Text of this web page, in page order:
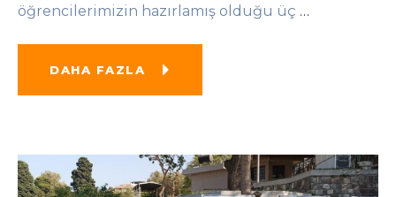
öğrencilerimizin hazırlamış olduğu üç …
DAHA FAZLA